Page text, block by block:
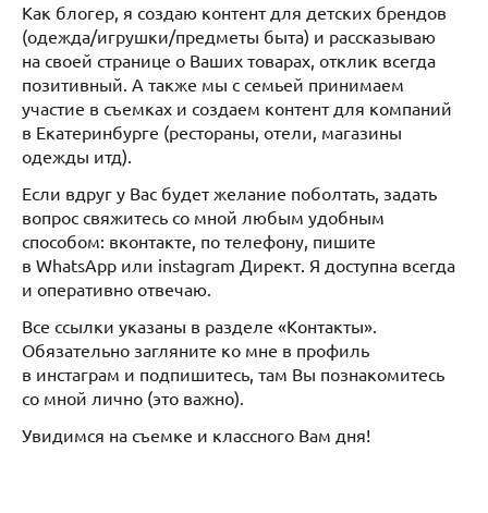
Как блогер, я создаю контент для детских брендов
(одежда/игрушки/предметы быта) и рассказываю
на своей странице о Ваших товарах, отклик всегда
позитивный. А также мы с семьей принимаем
участие в съемках и создаем контент для компаний
в Екатеринбурге (рестораны, отели, магазины
одежды итд).
Если вдруг у Вас будет желание поболтать, задать
вопрос свяжитесь со мной любым удобным
способом: вконтакте, по телефону, пишите
в WhatsApp или instagram Директ. Я доступна всегда
и оперативно отвечаю.
Все ссылки указаны в разделе «Контакты».
Обязательно загляните ко мне в профиль
в инстаграм и подпишитесь, там Вы познакомитесь
со мной лично (это важно).
Увидимся на съемке и классного Вам дня!